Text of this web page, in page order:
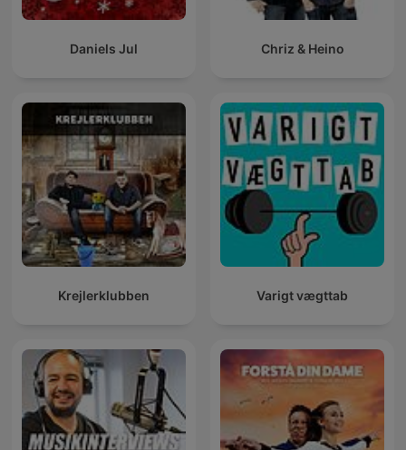
Daniels Jul Chriz & Heino
Krejlerklubben Varigt vægttab